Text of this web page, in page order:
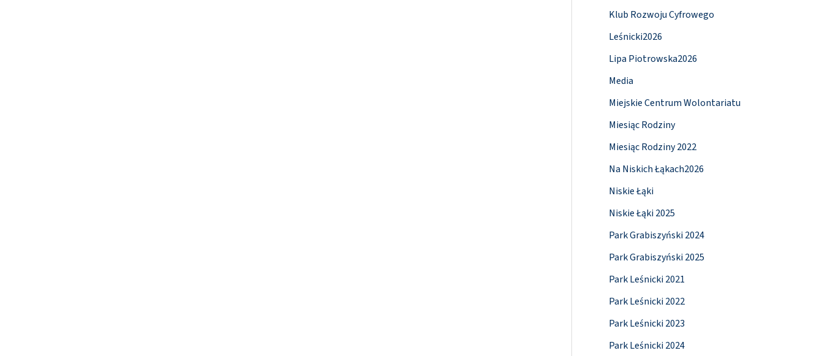
Klub Rozwoju Cyfrowego
Leśnicki2026
Lipa Piotrowska2026
Media
Miejskie Centrum Wolontariatu
Miesiąc Rodziny
Miesiąc Rodziny 2022
Na Niskich Łąkach2026
Niskie Łąki
Niskie Łąki 2025
Park Grabiszyński 2024
Park Grabiszyński 2025
Park Leśnicki 2021
Park Leśnicki 2022
Park Leśnicki 2023
Park Leśnicki 2024